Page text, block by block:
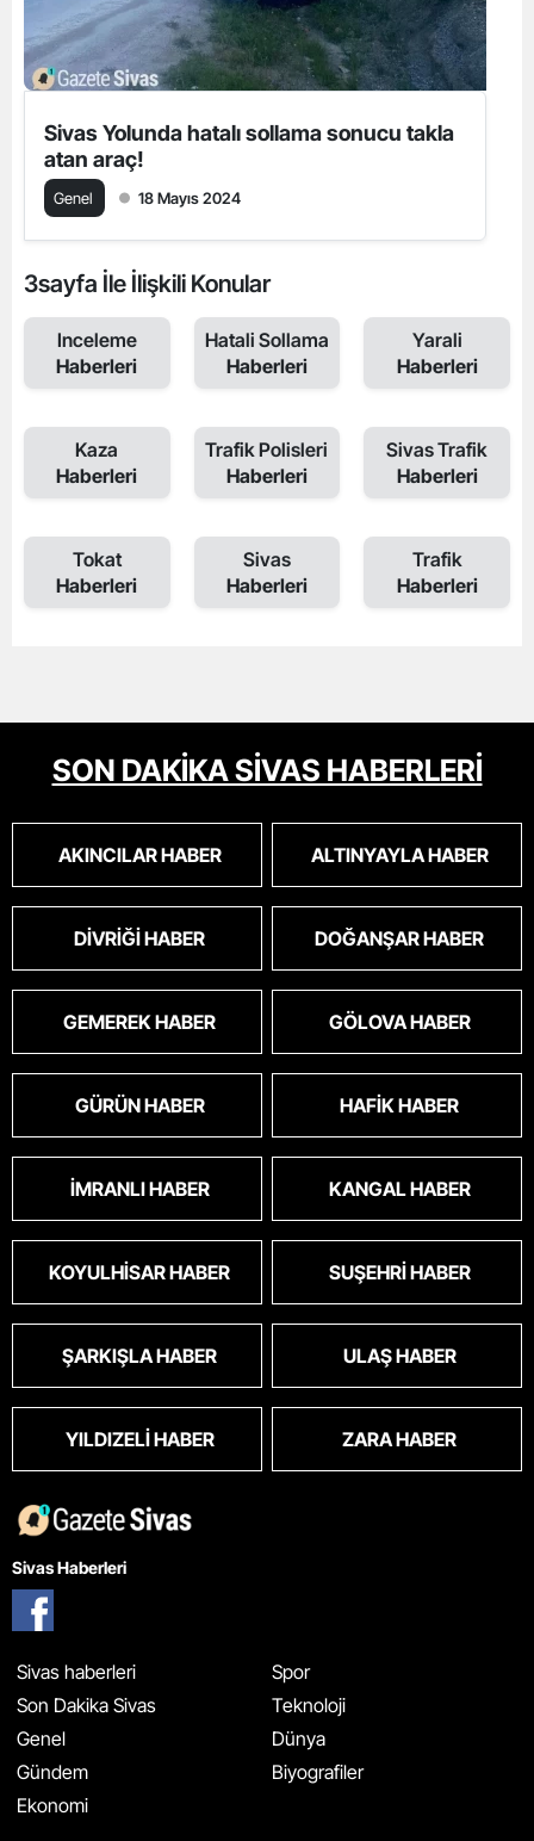
Sivas Yolunda hatalı sollama sonucu takla
atan araç!
Genel 18 Mayıs 2024
3sayfa İle İlişkili Konular
Inceleme
Haberleri
Hatali Sollama
Haberleri
Yarali
Haberleri
Kaza
Haberleri
Trafik Polisleri
Haberleri
Sivas Trafik
Haberleri
Tokat
Haberleri
Sivas
Haberleri
Trafik
Haberleri
SON DAKİKA SİVAS HABERLERİ
AKINCILAR HABER ALTINYAYLA HABER
DIVRIĞI HABER DOĞANŞAR HABER
GEMEREK HABER GÖLOVA HABER
GÜRÜN HABER HAFIK HABER
İMRANLI HABER KANGAL HABER
KOYULHISAR HABER SUŞEHRI HABER
ŞARKIŞLA HABER ULAŞ HABER
YILDIZELI HABER ZARA HABER
Sivas Haberleri
Sivas haberleri
Son Dakika Sivas
Genel
Gündem
Ekonomi
Spor
Teknoloji
Dünya
Biyografiler